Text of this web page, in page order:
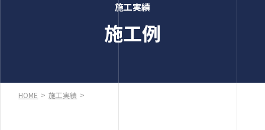
施工実績
施工例
HOME > 施工実績 >